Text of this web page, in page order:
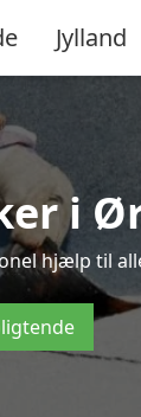
Jylland
i
hjælp til